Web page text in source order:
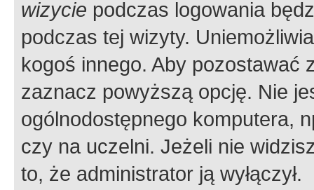
wizycie podczas logowania
podczas tej wizyty.
kogoś innego. Aby pozostawać
zaznacz powyższą opcję. Nie
ogólnodostępnego komputera,
czy na uczelni. Jeżeli nie
to, że administrator ją wyłączył.